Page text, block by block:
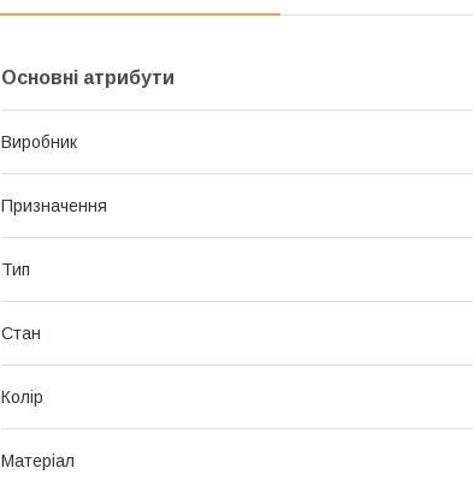
Основні атрибути
Виробник
Призначення
Тип
Стан
Колір
Матеріал